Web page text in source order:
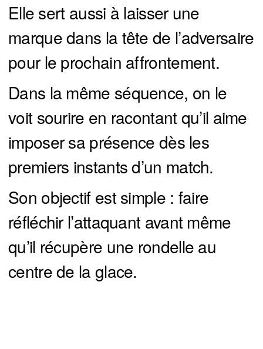
Elle sert aussi à laisser une
marque dans la tête de l’adversaire
pour le prochain affrontement.
Dans la même séquence, on le
voit sourire en racontant qu’il aime
imposer sa présence dès les
premiers instants d’un match.
Son objectif est simple : faire
réfléchir l’attaquant avant même
qu’il récupère une rondelle au
centre de la glace.